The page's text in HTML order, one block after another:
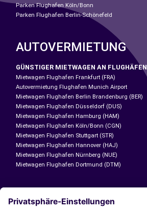
Parken Flughafen Köln/Bonn
Parken Flughafen Berlin-Schönefeld
AUTOVERMIETUNG
GÜNSTIGER MIETWAGEN AN FLUGHÄFEN
Mietwagen Flughafen Frankfurt (FRA)
Autovermietung Flughafen Munich Airport
Mietwagen Flughafen Berlin Brandenburg (BER)
Mietwagen Flughafen Düsseldorf (DUS)
Mietwagen Flughafen Hamburg (HAM)
Mietwagen Flughafen Köln/Bonn (CGN)
Mietwagen Flughafen Stuttgart (STR)
Mietwagen Flughafen Hannover (HAJ)
Mietwagen Flughafen Nürnberg (NUE)
Mietwagen Flughafen Dortmund (DTM)
CARSHARING